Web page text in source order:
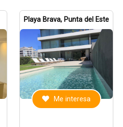
Playa Brava, Punta del Este
Me interesa